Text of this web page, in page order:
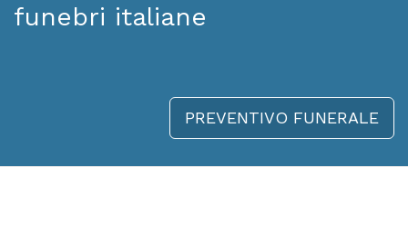
funebri italiane
PREVENTIVO FUNERALE